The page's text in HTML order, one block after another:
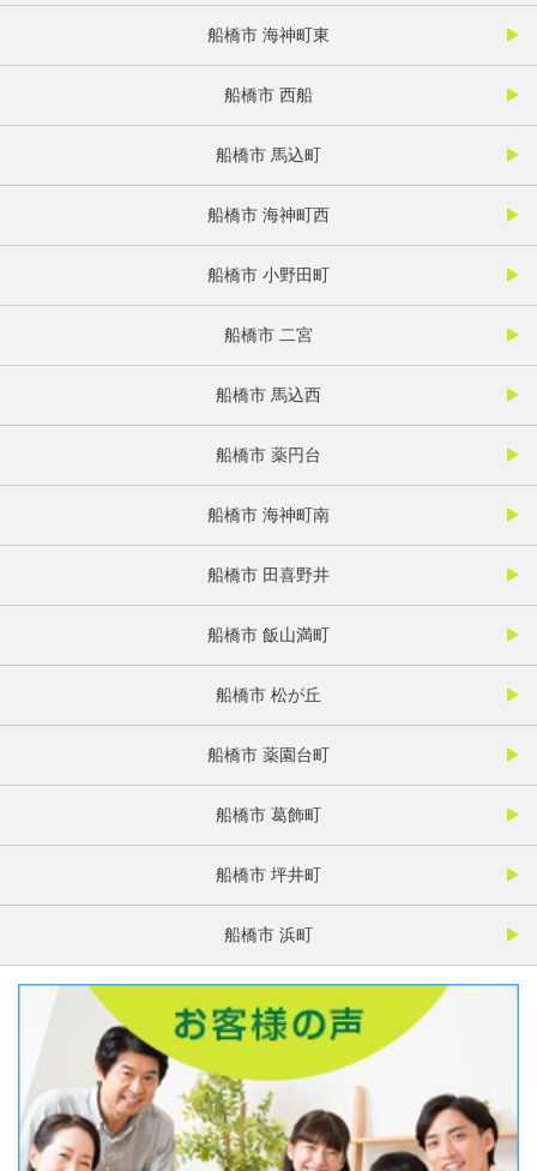
船橋市 海神町東
船橋市 西船
船橋市 馬込町
船橋市 海神町西
船橋市 小野田町
船橋市 二宮
船橋市 馬込西
船橋市 薬円台
船橋市 海神町南
船橋市 田喜野井
船橋市 飯山満町
船橋市 松が丘
船橋市 薬園台町
船橋市 葛飾町
船橋市 坪井町
船橋市 浜町